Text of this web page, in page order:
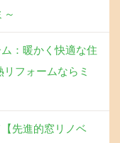
～
：暖かく快適な住
フォームならミ
先進的窓リノベ